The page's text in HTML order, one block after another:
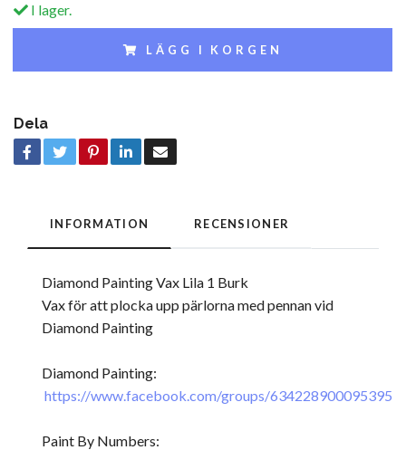
I lager.
LÄGG I KORGEN
Dela
INFORMATION RECENSIONER
Diamond Painting Vax Lila 1 Burk
Vax för att plocka upp pärlorna med pennan vid
Diamond Painting
Diamond Painting:
https://www.facebook.com/groups/634228900095395
Paint By Numbers: